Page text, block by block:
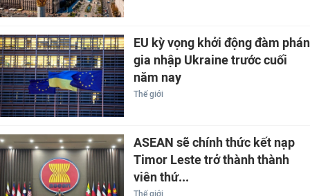
EU kỳ vọng khởi động đàm phán
gia nhập Ukraine trước cuối
năm nay
Thế giới
ASEAN sẽ chính thức kết nạp
Timor Leste trở thành thành
viên thứ...
Thế giới